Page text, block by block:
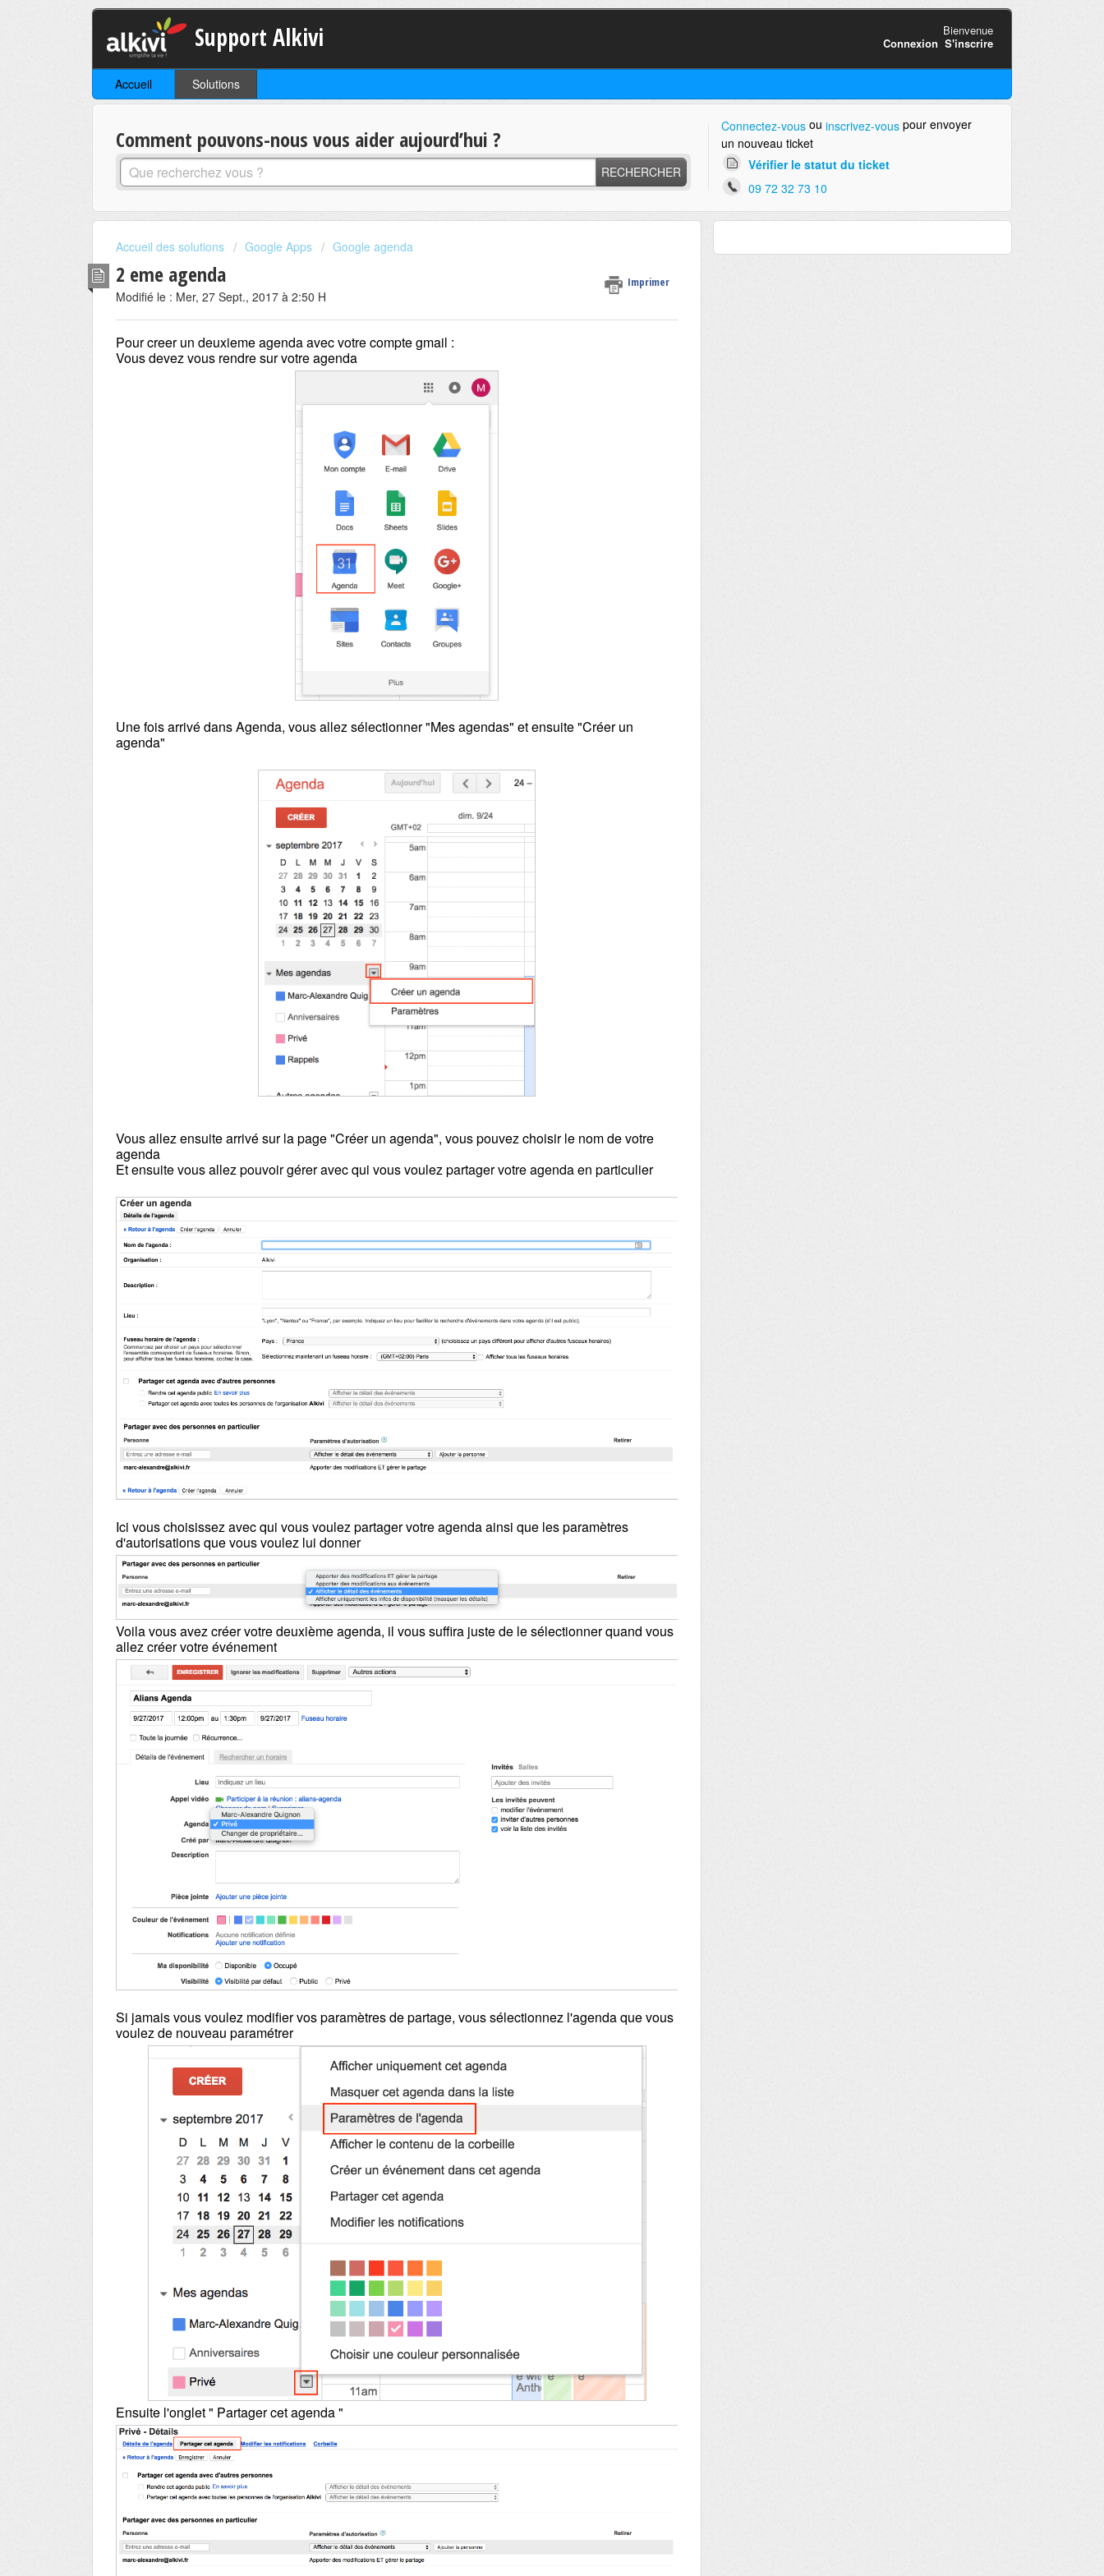
Support Alkivi
Bienvenue
Connexion S'inscrire
Accueil Solutions
Comment pouvons-nous vous aider aujourd’hui ?
RECHERCHER
Connectez-vousou inscrivez-vouspour envoyer
un nouveau ticket
Vérifier le statut du ticket
09 72 32 73 10
Accueil des solutions Google Apps Google agenda
2 eme agenda Imprimer
Modifié le : Mer, 27 Sept., 2017 à 2:50 H
Pour creer un deuxieme agenda avec votre compte gmail :
Vous devez vous rendre sur votre agenda
Une fois arrivé dans Agenda, vous allez sélectionner "Mes agendas" et ensuite "Créer un
agenda"
Vous allez ensuite arrivé sur la page "Créer un agenda", vous pouvez choisir le nom de votre
agenda
Et ensuite vous allez pouvoir gérer avec qui vous voulez partager votre agenda en particulier
Ici vous choisissez avec qui vous voulez partager votre agenda ainsi que les paramètres
d'autorisations que vous voulez lui donner
Voila vous avez créer votre deuxième agenda, il vous suffira juste de le sélectionner quand vous
allez créer votre événement
Si jamais vous voulez modifier vos paramètres de partage, vous sélectionnez l'agenda que vous
voulez de nouveau paramétrer
Ensuite l'onglet " Partager cet agenda "